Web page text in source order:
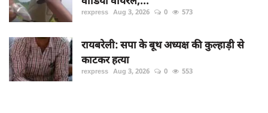
rexpress Aug 3, 2026 0 573
रायबरेली: सपा के बूथ अध्यक्ष की कुल्हाड़ी से
काटकर हत्या
rexpress Aug 3, 2026 0 553